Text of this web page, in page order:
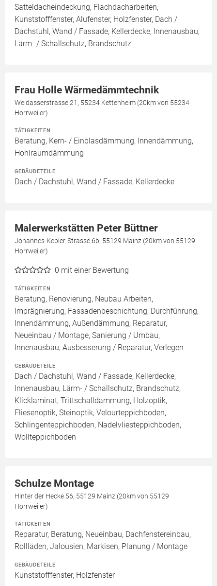
Satteldacheindeckung, Flachdacharbeiten,
Kunststofffenster, Alufenster, Holzfenster, Dach /
Dachstuhl, Wand / Fassade, Kellerdecke, Innenausbau,
Lärm- / Schallschutz, Brandschutz
Frau Holle Wärmedämmtechnik
Weidasserstrasse 21, 55234 Kettenheim (20km von 55234
Horrweiler)
TÄTIGKEITEN
Beratung, Kern- / Einblasdämmung, Innendämmung,
Hohlraumdämmung
GEBÄUDETEILE
Dach / Dachstuhl, Wand / Fassade, Kellerdecke
Malerwerkstätten Peter Büttner
Johannes-Kepler-Strasse 6b, 55129 Mainz (20km von 55129
Horrweiler)
0 mit einer Bewertung
TÄTIGKEITEN
Beratung, Renovierung, Neubau Arbeiten,
Imprägnierung, Fassadenbeschichtung, Durchführung,
Innendämmung, Außendämmung, Reparatur,
Neueinbau / Montage, Sanierung / Umbau,
Innenausbau, Ausbesserung / Reparatur, Verlegen
GEBÄUDETEILE
Dach / Dachstuhl, Wand / Fassade, Kellerdecke,
Innenausbau, Lärm- / Schallschutz, Brandschutz,
Klicklaminat, Trittschalldämmung, Holzoptik,
Fliesenoptik, Steinoptik, Velourteppichboden,
Schlingenteppichboden, Nadelvliesteppichboden,
Wollteppichboden
Schulze Montage
Hinter der Hecke 56, 55129 Mainz (20km von 55129
Horrweiler)
TÄTIGKEITEN
Reparatur, Beratung, Neueinbau, Dachfenstereinbau,
Rollläden, Jalousien, Markisen, Planung / Montage
GEBÄUDETEILE
Kunststofffenster, Holzfenster